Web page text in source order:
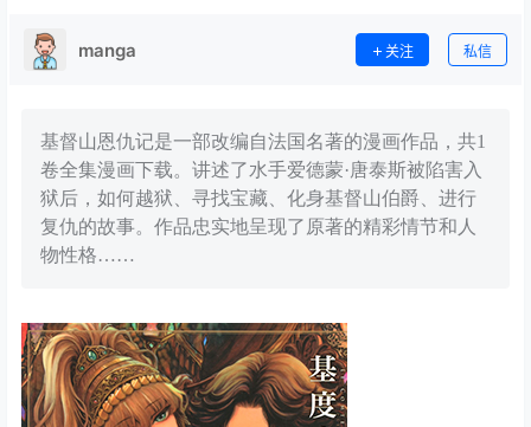
manga 关注 私信
基督山恩仇记是一部改编自法国名著的漫画作品，共1
卷全集漫画下载。讲述了水手爱德蒙·唐泰斯被陷害入
狱后，如何越狱、寻找宝藏、化身基督山伯爵、进行
复仇的故事。作品忠实地呈现了原著的精彩情节和人
物性格……